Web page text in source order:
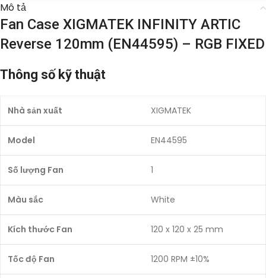
Mô tả
Fan Case XIGMATEK INFINITY ARTIC
Reverse 120mm (EN44595) – RGB FIXED
Thông số kỹ thuật
Nhà sản xuất XIGMATEK
Model EN44595
Số lượng Fan 1
Màu sắc White
Kích thước Fan 120 x 120 x 25 mm
Tốc độ Fan 1200 RPM ±10%